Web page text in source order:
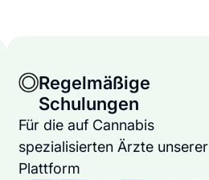
Regelmäßige
Schulungen
Für die auf Cannabis
spezialisierten Ärzte unserer
Plattform